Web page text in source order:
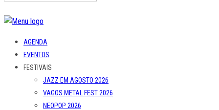
AGENDA
EVENTOS
FESTIVAIS
JAZZ EM AGOSTO 2026
VAGOS METAL FEST 2026
NEOPOP 2026